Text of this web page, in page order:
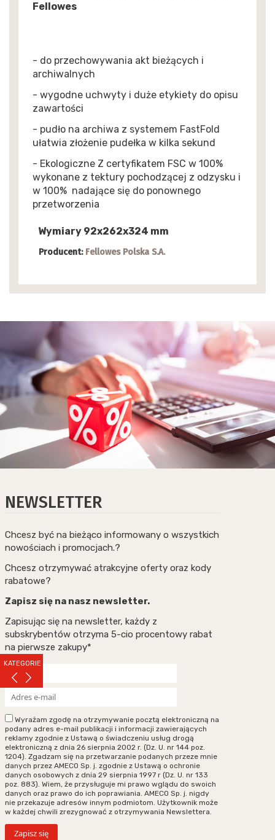
KATEGORIE
Fellowes
- do przechowywania akt bieżących i
archiwalnych
- wygodne uchwyty i duże etykiety do opisu
zawartości
- pudło na archiwa z systemem FastFold
ułatwia złożenie pudełka w kilka sekund
- Ekologiczne Z certyfikatem FSC w 100%
wykonane z tektury pochodzącej z odzysku i
w 100% nadające się do ponownego
przetworzenia
Wymiary 92x262x324 mm
Producent: Fellowes Polska S.A.
NEWSLETTER
Chcesz być na bieżąco informowany o wszystkich
nowościach i promocjach.?
Chcesz otrzymywać atrakcyjne oferty oraz kody
rabatowe?
Zapisz się na nasz newsletter.
Zapisując się na newsletter, każdy z
subskrybentów otrzyma 5-cio procentowy rabat
na pierwsze zakupy*
Wyrażam zgodę na otrzymywanie pocztą elektroniczną na
podany adres e-mail publikacji i informacji zawierających
reklamy zgodnie z Ustawą o świadczeniu usług drogą
elektroniczną z dnia 26 sierpnia 2002 r. (Dz. U. nr 144 poz.
1204). Zgadzam się na przetwarzanie podanych przeze mnie
danych przez AMECO Sp. j. zgodnie z Ustawą o ochronie
danych osobowych z dnia 29 sierpnia 1997 r (Dz. U. nr 133
poz. 883). Wiem, że przysługuje mi prawo wglądu do swoich
danych oraz prawo do ich poprawiania. AMECO Sp. j. nigdy
nie przekazuje adresów innym podmiotom. Użytkownik może
w każdej chwili zrezygnować z otrzymywania Newslettera.